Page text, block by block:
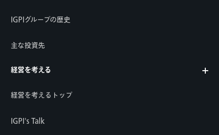
IGPIグループの歴史
主な投資先
経営を考える
経営を考えるトップ
IGPI's Talk